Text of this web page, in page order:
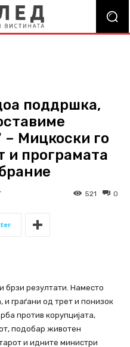
поддршка,
– Мицкоски го
и програмата
0
521
брзи резултати. Наместо
и граѓани од трет и понизок
против корупцијата,
подобар животен
и идните министри